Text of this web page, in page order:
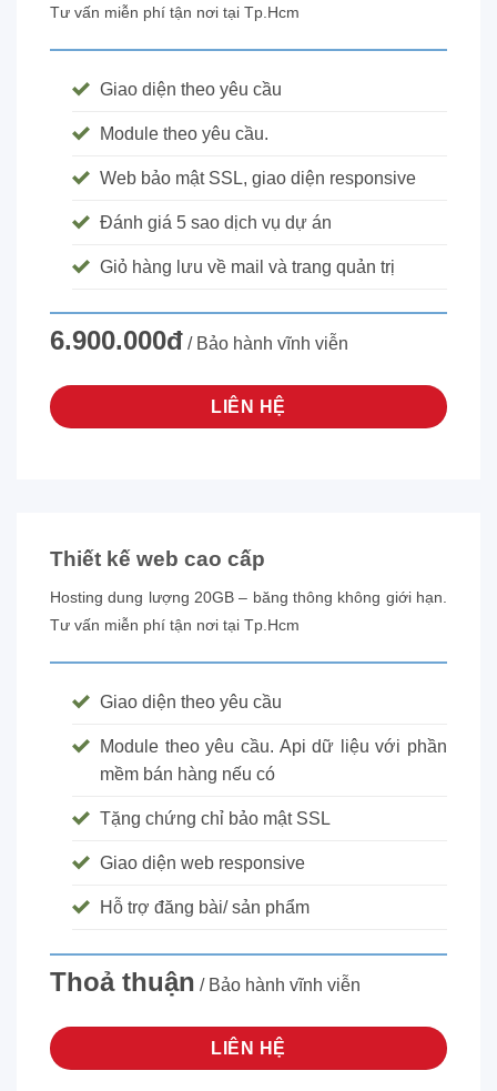
Tư vấn miễn phí tận nơi tại Tp.Hcm
Giao diện theo yêu cầu
Module theo yêu cầu.
Web bảo mật SSL, giao diện responsive
Đánh giá 5 sao dịch vụ dự án
Giỏ hàng lưu về mail và trang quản trị
6.900.000đ / Bảo hành vĩnh viễn
LIÊN HỆ
Thiết kế web cao cấp
Hosting dung lượng 20GB – băng thông không giới hạn.
Tư vấn miễn phí tận nơi tại Tp.Hcm
Giao diện theo yêu cầu
Module theo yêu cầu. Api dữ liệu với phần
mềm bán hàng nếu có
Tặng chứng chỉ bảo mật SSL
Giao diện web responsive
Hỗ trợ đăng bài/ sản phẩm
Thoả thuận / Bảo hành vĩnh viễn
LIÊN HỆ